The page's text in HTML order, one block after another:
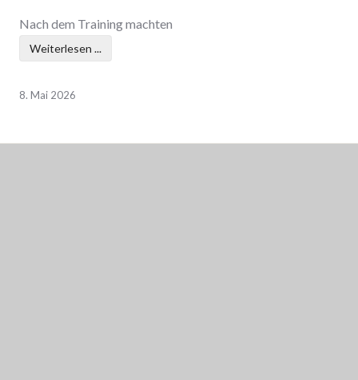
Nach dem Training machten
Weiterlesen ...
8. Mai 2026